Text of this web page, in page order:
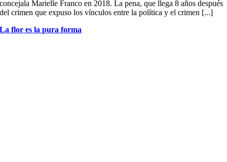
concejala Marielle Franco en 2018. La pena, que llega 8 años después
del crimen que expuso los vínculos entre la política y el crimen [...]
La flor es la pura forma